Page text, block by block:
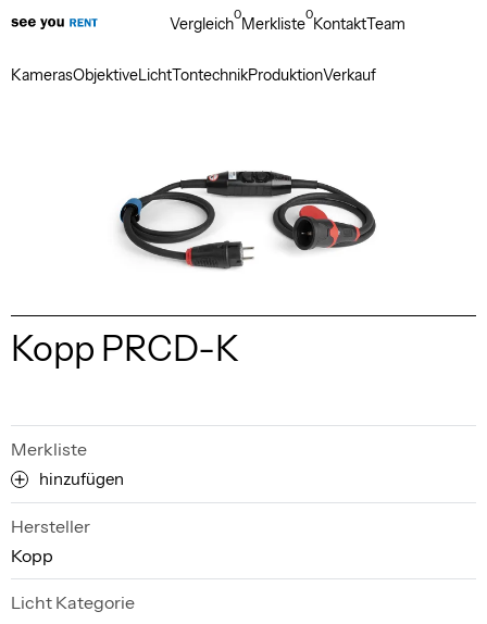
KamerasObjektiveLichtTontechnikProduktionVerkauf
Vergleich0Merkliste0KontaktTeam
Kopp PRCD-K
Merkliste
hinzufügen
Hersteller
Kopp
Licht Kategorie